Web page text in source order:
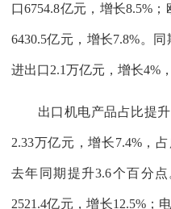
口6754.8亿元，增长8.5%
6430.5亿元，增长7.8%。
进出口2.1万亿元，增长4%
出口机电产品占比提升
2.33万亿元，增长7.4%，
去年同期提升3.6个百分
2521.4亿元，增长12.5%；